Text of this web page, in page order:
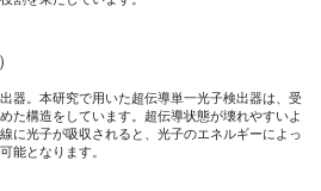
器。本研究で用いた超伝導単一光子検出器は、受
た構造をしています。超伝導状態が壊れやすいよ
に光子が吸収されると、光子のエネルギーによっ
能となります。